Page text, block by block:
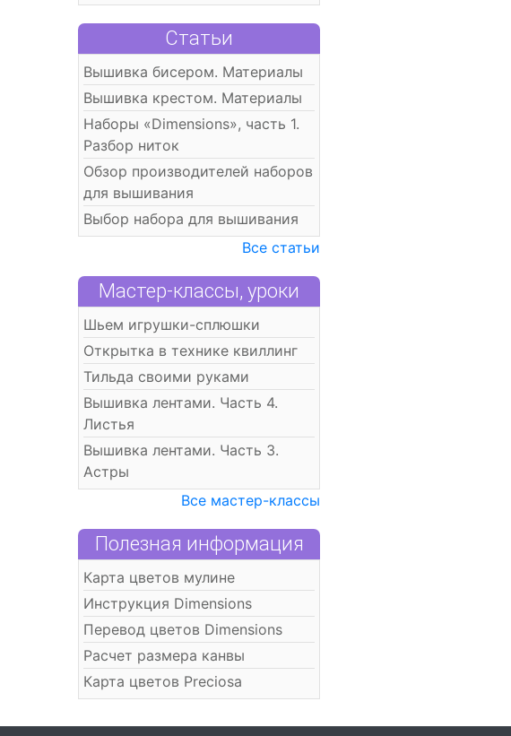
Статьи
Вышивка бисером. Материалы
Вышивка крестом. Материалы
Наборы «Dimensions», часть 1.
Разбор ниток
Обзор производителей наборов
для вышивания
Выбор набора для вышивания
Все статьи
Мастер-классы, уроки
Шьем игрушки-сплюшки
Открытка в технике квиллинг
Тильда своими руками
Вышивка лентами. Часть 4.
Листья
Вышивка лентами. Часть 3.
Астры
Все мастер-классы
Полезная информация
Карта цветов мулине
Инструкция Dimensions
Перевод цветов Dimensions
Расчет размера канвы
Карта цветов Preciosa